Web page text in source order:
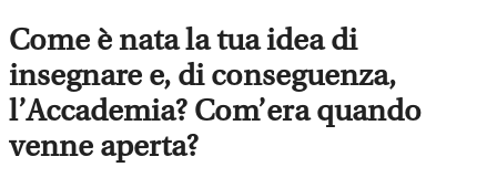
Come è nata la tua idea di
insegnare e, di conseguenza,
l’Accademia? Com’era quando
venne aperta?